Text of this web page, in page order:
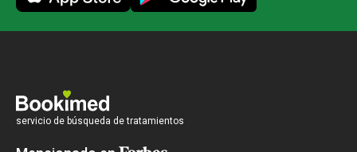
servicio de búsqueda de tratamientos